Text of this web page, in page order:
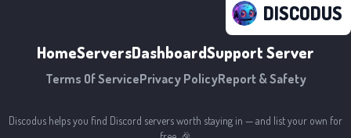
DISCODUS
HomeServersDashboardSupport Server
Terms Of ServicePrivacy PolicyReport & Safety
Discodus helps you find Discord servers worth staying in — and list your own for